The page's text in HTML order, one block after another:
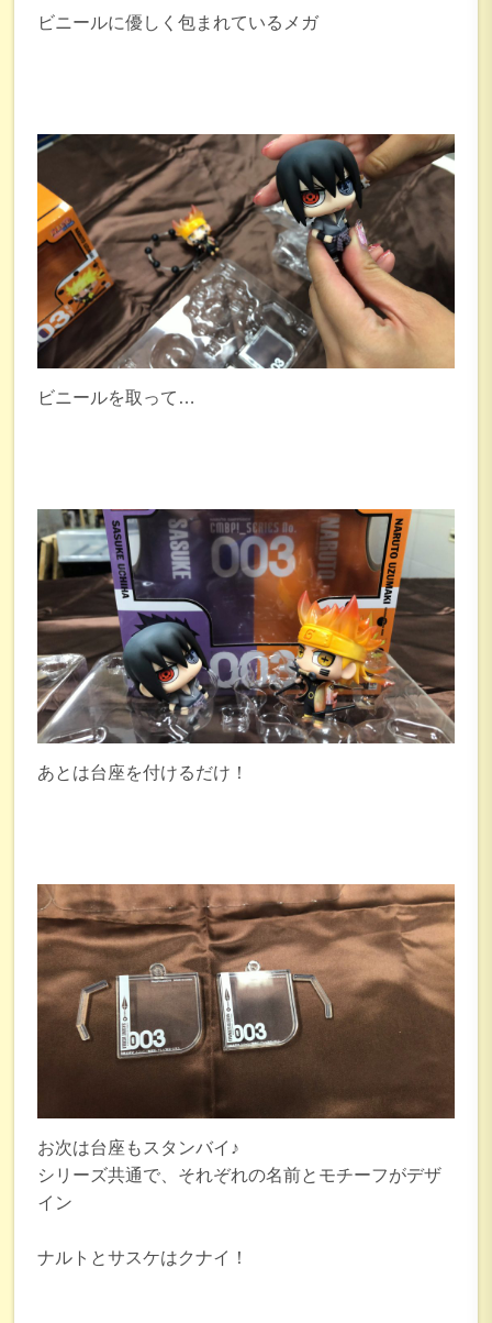
ビニールに優しく包まれているメガ
ビニールを取って…
あとは台座を付けるだけ！
お次は台座もスタンバイ♪
シリーズ共通で、それぞれの名前とモチーフがデザ
イン
ナルトとサスケはクナイ！